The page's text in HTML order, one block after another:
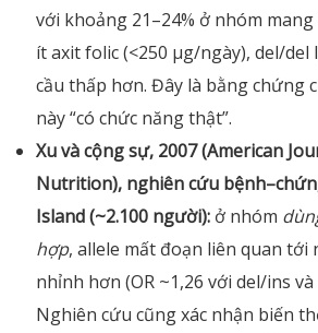
với khoảng 21–24% ở nhóm
ít axit folic (<250 µg/ngày), del/
cầu thấp hơn. Đây là bằng chứng
này “có chức năng thật”.
Xu và cộng sự, 2007 (American
Nutrition), nghiên cứu
Island (~2.100 người): ở nhóm
hợp, allele mất đoạn liên quan tới
nhỉnh hơn (OR ~1,26 với del/ins
Nghiên cứu cũng xác nhận biến